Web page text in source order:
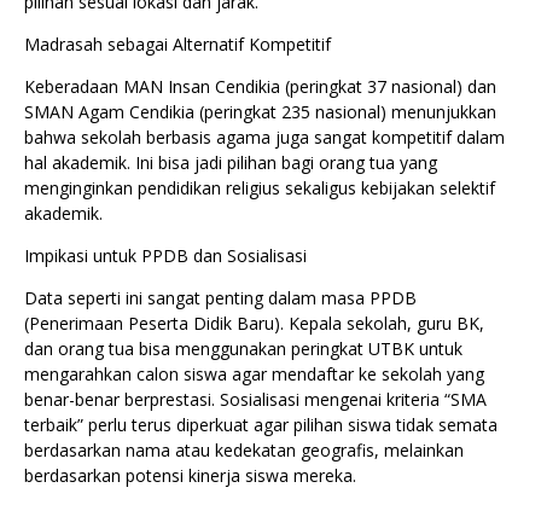
Madrasah sebagai Alternatif Kompetitif
Keberadaan MAN Insan Cendikia (peringkat 37 nasional) dan
SMAN Agam Cendikia (peringkat 235 nasional) menunjukkan
bahwa sekolah berbasis agama juga sangat kompetitif dalam
hal akademik. Ini bisa jadi pilihan bagi orang tua yang
menginginkan pendidikan religius sekaligus kebijakan selektif
akademik.
Impikasi untuk PPDB dan Sosialisasi
Data seperti ini sangat penting dalam masa PPDB
(Penerimaan Peserta Didik Baru). Kepala sekolah, guru BK,
dan orang tua bisa menggunakan peringkat UTBK untuk
mengarahkan calon siswa agar mendaftar ke sekolah yang
benar-benar berprestasi. Sosialisasi mengenai kriteria “SMA
terbaik” perlu terus diperkuat agar pilihan siswa tidak semata
berdasarkan nama atau kedekatan geografis, melainkan
berdasarkan potensi kinerja siswa mereka.